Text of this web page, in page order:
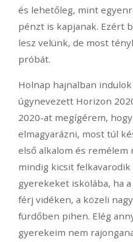
és lehetőleg, mint
pénzt is kapjanak. Ezért
lesz velünk, de most
próbát.
Holnap hajnalban
úgynevezett Horizon
2020-at megígérem,
elmagyarázni, most túl
első alkalom és remélem
mindig kicsit
gyerekeket iskolába, ha
férj vidéken, a közeli
fürdőben pihen. Elég
gyerekeim nem